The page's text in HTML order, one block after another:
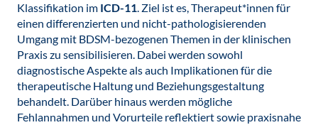
Klassifikation im ICD-11. Ziel ist es, Therapeut*innen für
einen differenzierten und nicht-pathologisierenden
Umgang mit BDSM-bezogenen Themen in der klinischen
Praxis zu sensibilisieren. Dabei werden sowohl
diagnostische Aspekte als auch Implikationen für die
therapeutische Haltung und Beziehungsgestaltung
behandelt. Darüber hinaus werden mögliche
Fehlannahmen und Vorurteile reflektiert sowie praxisnahe